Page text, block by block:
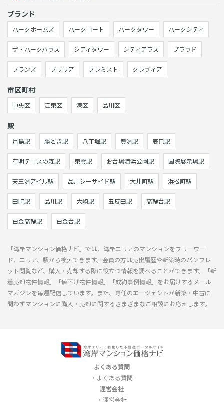
ブランド
パークホームズ パークコート パークタワー パークシティ
ザ・パークハウス シティタワー シティテラス プラウド
ブランズ ブリリア プレミスト クレヴィア
市区町村
中央区 江東区 港区 品川区
駅
月島駅 勝どき駅 八丁堀駅 豊洲駅 辰巳駅
有明テニスの森駅 東雲駅 お台場海浜公園駅 国際展示場駅
天王洲アイル駅 品川シーサイド駅 大井町駅 浜松町駅
田町駅 品川駅 大崎駅 五反田駅 高輪台駅
白金高輪駅 白金台駅
「湾岸マンション価格ナビ」では、湾岸エリアのマンションをフリーワー
ド、エリア、駅から検索できます。会員の方は売出履歴や新築時のパンフレ
ット閲覧など、購入・売却する際に役立つ情報を調べることができます。「新
着売却物件情報」「値下げ物件情報」「成約事例情報」をお届けするメール
マガジンを毎週配信しています。また、専任のエージェントが新築・中古に
問わずマンションに購入・売却に関するさまざまなご相談にお応えします。
よくある質問
よくある質問
運営会社
運営会社